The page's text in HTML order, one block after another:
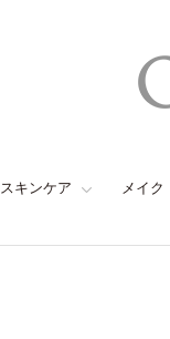
スキンケア メイク